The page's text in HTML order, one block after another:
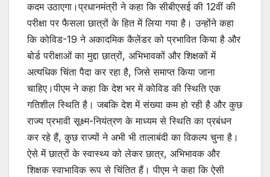
कदम उठाएगा।प्रधानमंत्री ने कहा कि सीबीएसई की 12वीं की
परीक्षा पर फैसला छात्रों के हित में लिया गया है। उन्होंने कहा
कि कोविड-19 ने अकादमिक कैलेंडर को प्रभावित किया है और
बोर्ड परीक्षाओं का मुद्दा छात्रों, अभिभावकों और शिक्षकों में
अत्यधिक चिंता पैदा कर रहा है, जिसे समाप्त किया जाना
चाहिए।पीएम ने कहा कि देश भर में कोविड की स्थिति एक
गतिशील स्थिति है। जबकि देश में संख्या कम हो रही है और कुछ
राज्य प्रभावी सूक्ष्म-नियंत्रण के माध्यम से स्थिति का प्रबंधन
कर रहे हैं, कुछ राज्यों ने अभी भी तालाबंदी का विकल्प चुना है।
ऐसे में छात्रों के स्वास्थ्य को लेकर छात्र, अभिभावक और
शिक्षक स्वाभाविक रूप से चिंतित हैं। पीएम ने कहा कि ऐसी